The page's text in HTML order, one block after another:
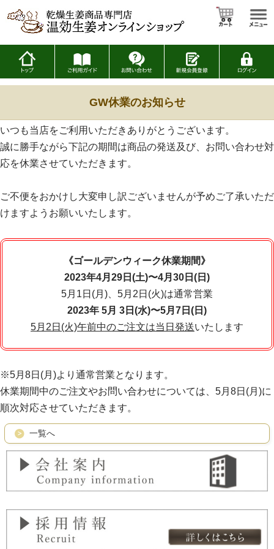
GW休業のお知らせ
いつも当店をご利用いただきありがとうございます。
誠に勝手ながら下記の期間は商品の発送及び、お問い合わせ対
応を休業させていただきます。
ご不便をおかけし大変申し訳ございませんが予めご了承いただ
けますようお願いいたします。
《ゴールデンウィーク休業期間》
2023年4月29日(土)〜4月30日(日)
5月1日(月)、5月2日(火)は通常営業
2023年 5月 3日(水)〜5月7日(日)
5月2日(火)午前中のご注文は当日発送いたします
※5月8日(月)より通常営業となります。
休業期間中のご注文やお問い合わせについては、5月8日 (月)に
順次対応させていただきます。
一覧へ